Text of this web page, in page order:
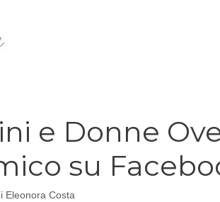
e Donne
su
Eleonora Costa